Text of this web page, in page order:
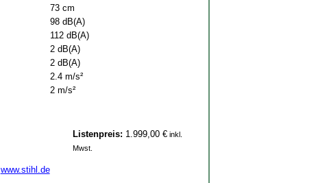
73 cm
98 dB(A)
112 dB(A)
2 dB(A)
2 dB(A)
2.4 m/s²
2 m/s²
Listenpreis: 1.999,00 €inkl.
Mwst.
www.stihl.de